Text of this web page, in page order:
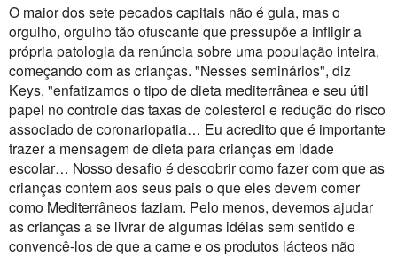
O maior dos sete pecados capitais não é gula, mas o
orgulho, orgulho tão ofuscante que pressupõe a infligir a
própria patologia da renúncia sobre uma população inteira,
começando com as crianças. "Nesses seminários", diz
Keys, "enfatizamos o tipo de dieta mediterrânea e seu útil
papel no controle das taxas de colesterol e redução do risco
associado de coronariopatia… Eu acredito que é importante
trazer a mensagem de dieta para crianças em idade
escolar… Nosso desafio é descobrir como fazer com que as
crianças contem aos seus pais o que eles devem comer
como Mediterrâneos faziam. Pelo menos, devemos ajudar
as crianças a se livrar de algumas idéias sem sentido e
convencê-los de que a carne e os produtos lácteos não